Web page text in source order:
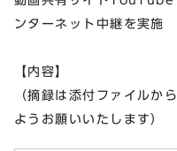
ンターネット中継を実施
【内容】
（摘録は添付ファイルか
ようお願いいたします）